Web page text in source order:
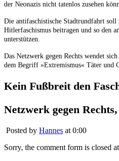
der Neonazis nicht tatenlos zusehen
Die antifaschistische Stadtrundfahrt
Hitlerfaschismus beitragen und so den
unterstützen.
Das Netzwerk gegen Rechts wendet
dem Begriff »Extremismus« Täter und
Kein Fußbreit den
Netzwerk gegen
Posted by Hannes at 0:00
Sorry, the comment form is closed